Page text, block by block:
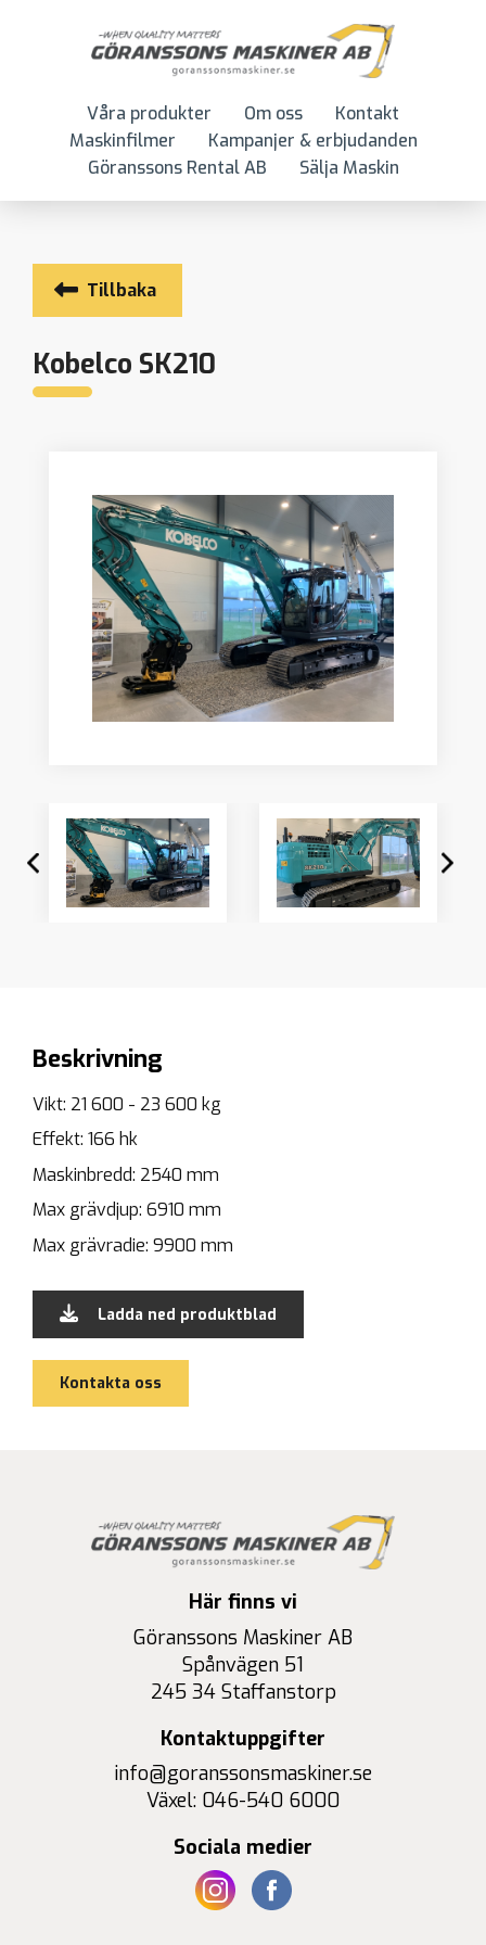
Våra produkter Om oss
Kontakt
Maskinfilmer
Kampanjer & erbjudanden
Göranssons Rental AB
Sälja Maskin
Tillbaka
Kobelco SK210
Beskrivning
Vikt: 21 600 - 23 600 kg
Effekt: 166 hk
Maskinbredd: 2540 mm
Max grävdjup: 6910 mm
Max grävradie: 9900 mm
Ladda ned produktblad
Kontakta oss
Här finns vi
Göranssons Maskiner AB
Spånvägen 51
245 34 Staffanstorp
Kontaktuppgifter
info@goranssonsmaskiner.se
Växel: 046-540 6000
Sociala medier